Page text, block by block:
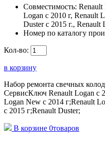
Совместимость: Renault
Logan c 2010 г, Renault
Duster с 2015 г., Renault
Номер по каталогу
Кол-во:
в корзину
Набор ремонта свечных
СервисКлюч Renault Logan c
Logan New с 2014 г;Renault
с 2015 г;Renault Duster;
В корзине 0товаров